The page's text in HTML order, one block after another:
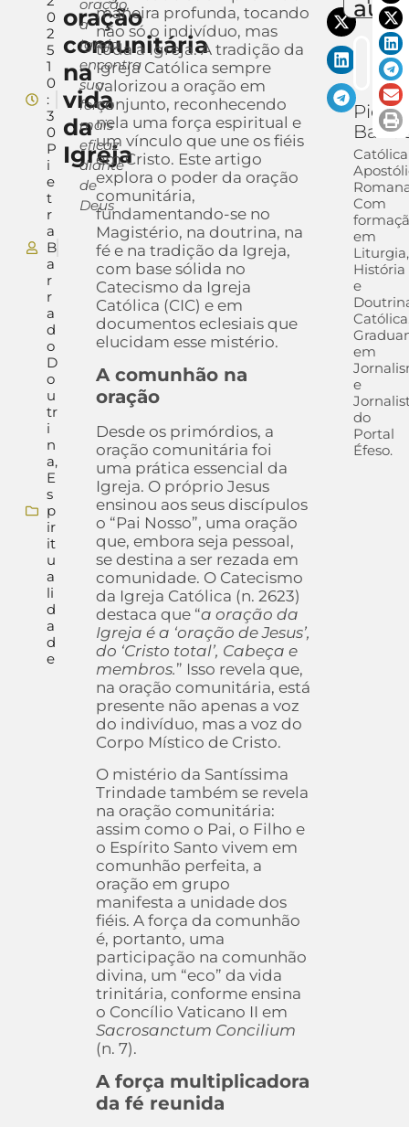
0
2
5
1
0
:
3
0
P
i
e
t
r
a
B
a
r
r
a
d
o
D
o
u
tr
i
n
a,
E
s
p
ir
it
u
a
li
d
a
d
e
oração
comunitária
na
vida
da
Igreja
oração,
a
Igreja
encontra
sua
força
mais
eficaz
diante
de
Deus
maneira profunda, tocando
não só o indivíduo, mas
toda a Igreja. A tradição da
Igreja Católica sempre
valorizou a oração em
conjunto, reconhecendo
nela uma força espiritual e
um vínculo que une os fiéis
em Cristo. Este artigo
explora o poder da oração
comunitária,
fundamentando-se no
Magistério, na doutrina, na
fé e na tradição da Igreja,
com base sólida no
Catecismo da Igreja
Católica (CIC) e em
documentos eclesiais que
elucidam esse mistério.
A comunhão na
oração
Desde os primórdios, a
oração comunitária foi
uma prática essencial da
Igreja. O próprio Jesus
ensinou aos seus discípulos
o “Pai Nosso”, uma oração
que, embora seja pessoal,
se destina a ser rezada em
comunidade. O Catecismo
da Igreja Católica (n. 2623)
destaca que “a oração da
Igreja é a ‘oração de Jesus’,
do ‘Cristo total’, Cabeça e
membros.” Isso revela que,
na oração comunitária, está
presente não apenas a voz
do indivíduo, mas a voz do
Corpo Místico de Cristo.
O mistério da Santíssima
Trindade também se revela
na oração comunitária:
assim como o Pai, o Filho e
o Espírito Santo vivem em
comunhão perfeita, a
oração em grupo
manifesta a unidade dos
fiéis. A força da comunhão
é, portanto, uma
participação na comunhão
divina, um “eco” da vida
trinitária, conforme ensina
o Concílio Vaticano II em
Sacrosanctum Concilium
(n. 7).
A força multiplicadora
da fé reunida
Pietra
Católica
Com
em
Liturgia,
História
e
em
e
do
Portal
Éfeso.